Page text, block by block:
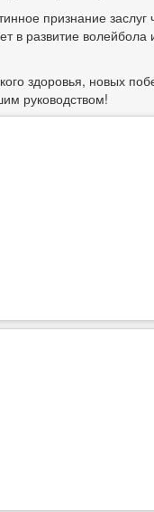
признание
в развитие
здоровья, новых
руководством!